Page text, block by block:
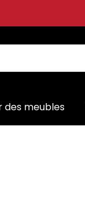
des meubles